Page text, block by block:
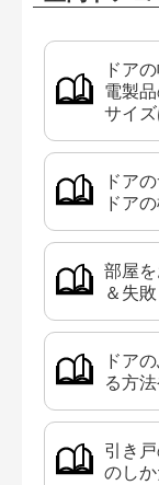
ドア
電製
サイズ
ドア
ドア
部屋
＆失
ドア
る方
引き
のし